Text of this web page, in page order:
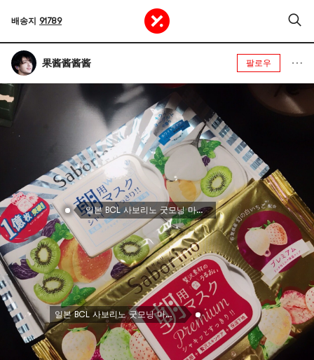
배송지 91789
果酱酱酱酱 팔로우
일본 BCL 사보리노 굿모닝 마스크 키위 요거트 한정판 화이트닝 스타일 28매
일본 BCL 사보리노 굿모닝 마스크 화이트 스트로베리 한정판 28매